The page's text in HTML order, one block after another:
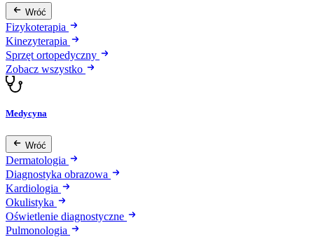
Wróć
Fizykoterapia
Kinezyterapia
Sprzęt ortopedyczny
Zobacz wszystko
Medycyna
Wróć
Dermatologia
Diagnostyka obrazowa
Kardiologia
Okulistyka
Oświetlenie diagnostyczne
Pulmonologia